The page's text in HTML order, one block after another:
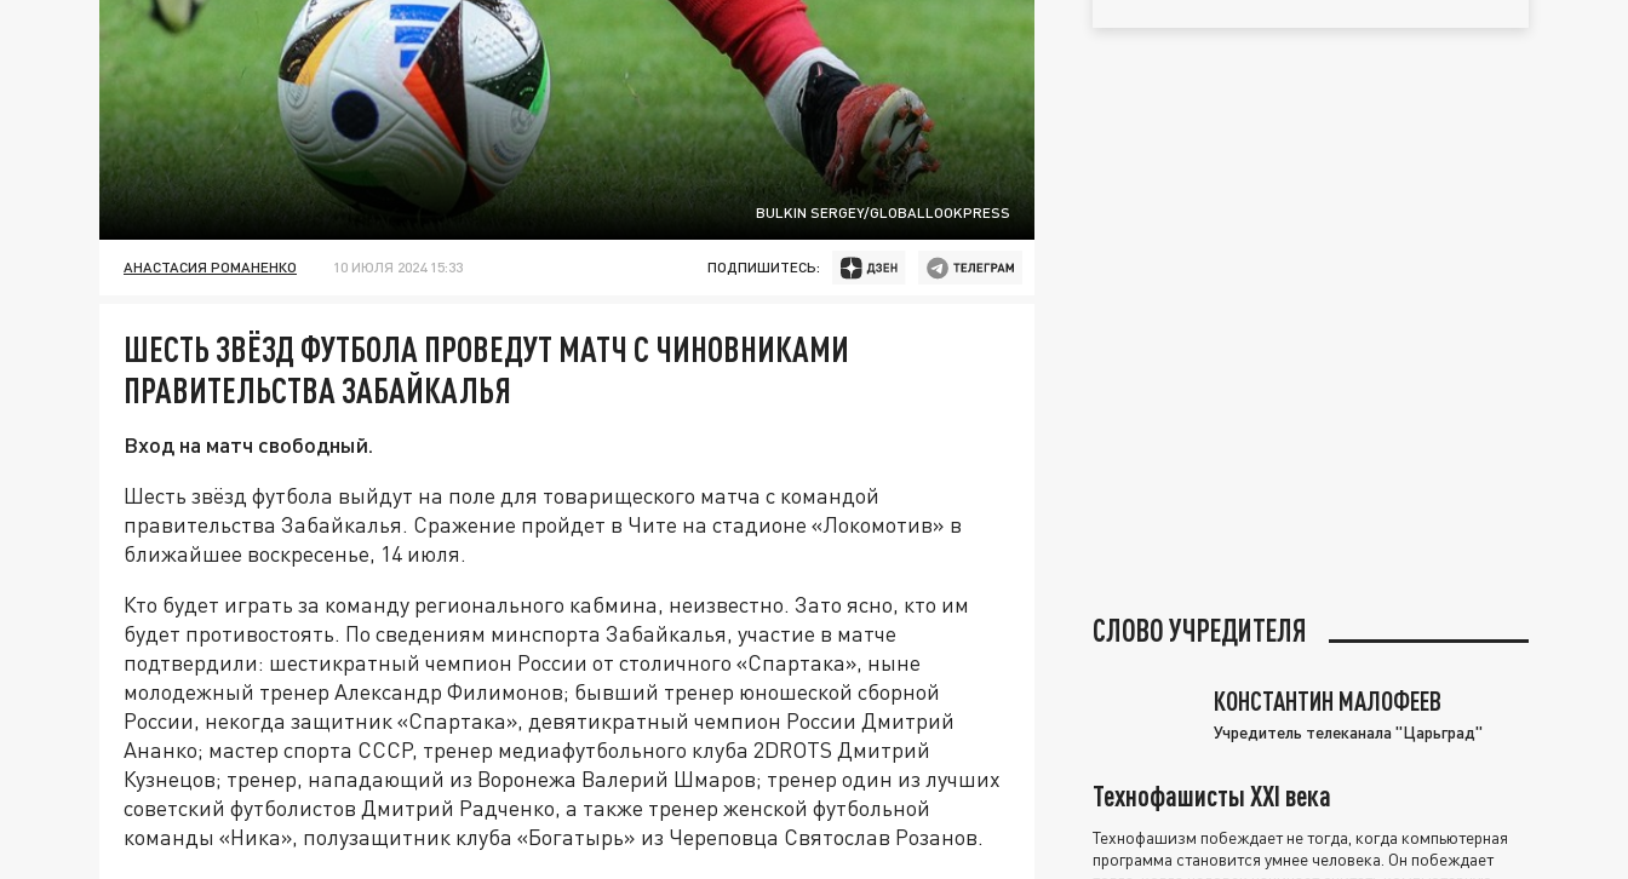
BULKIN SERGEY/GLOBALLOOKPRESS
АНАСТАСИЯ РОМАНЕНКО 10 ИЮЛЯ 2024 15:33 ПОДПИШИТЕСЬ:
ШЕСТЬ ЗВЁЗД ФУТБОЛА ПРОВЕДУТ МАТЧ С ЧИНОВНИКАМИ
ПРАВИТЕЛЬСТВА ЗАБАЙКАЛЬЯ
Вход на матч свободный.
Шесть звёзд футбола выйдут на поле для товарищеского матча с командой
правительства Забайкалья. Сражение пройдет в Чите на стадионе «Локомотив» в
ближайшее воскресенье, 14 июля.
Кто будет играть за команду регионального кабмина, неизвестно. Зато ясно, кто им
будет противостоять. По сведениям минспорта Забайкалья, участие в матче
подтвердили: шестикратный чемпион России от столичного «Спартака», ныне
молодежный тренер Александр Филимонов; бывший тренер юношеской сборной
России, некогда защитник «Спартака», девятикратный чемпион России Дмитрий
Ананко; мастер спорта СССР, тренер медиафутбольного клуба 2DROTS Дмитрий
Кузнецов; тренер, нападающий из Воронежа Валерий Шмаров; тренер один из лучших
советский футболистов Дмитрий Радченко, а также тренер женской футбольной
команды «Ника», полузащитник клуба «Богатырь» из Череповца Святослав Розанов.
СЛОВО УЧРЕДИТЕЛЯ
КОНСТАНТИН МАЛОФЕЕВ
Учредитель телеканала "Царьград"
Технофашисты XXI века
Технофашизм побеждает не тогда, когда компьютерная
программа становится умнее человека. Он побеждает